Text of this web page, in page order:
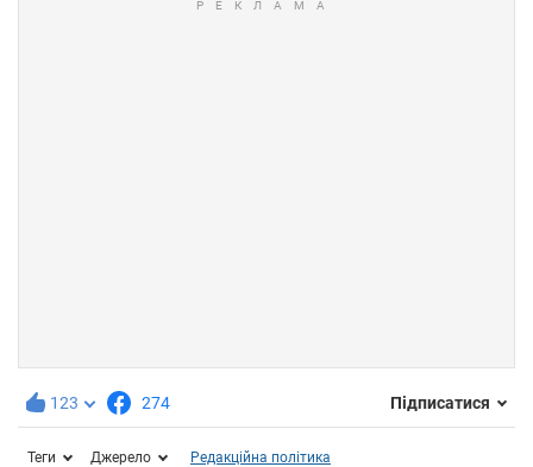
123 274 Підписатися
Теги Джерело Редакційна політика